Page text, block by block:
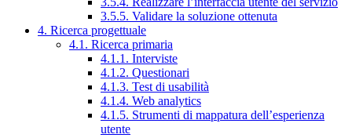
3.5.5. Validare la soluzione ottenuta
4. Ricerca progettuale
4.1. Ricerca primaria
4.1.1. Interviste
4.1.2. Questionari
4.1.3. Test di usabilità
4.1.4. Web analytics
4.1.5. Strumenti di mappatura dell’esperienza
utente